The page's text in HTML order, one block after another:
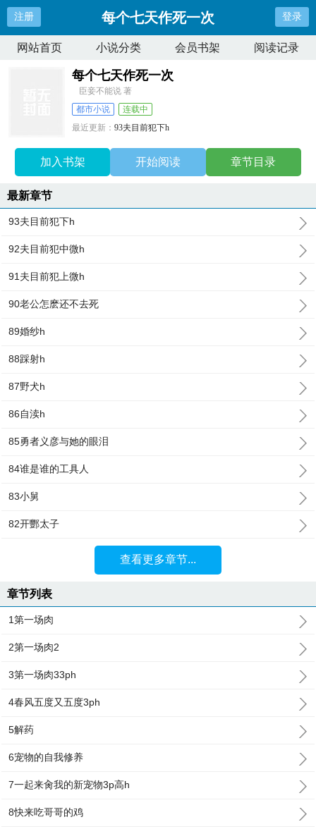
注册 每个七天作死一次 登录
网站首页 小说分类 会员书架 阅读记录
每个七天作死一次
臣妾不能说 著
都市小说
连载中
最近更新：93夫目前犯下h
加入书架 开始阅读 章节目录
最新章节
93夫目前犯下h
92夫目前犯中微h
91夫目前犯上微h
90老公怎麽还不去死
89婚纱h
88踩射h
87野犬h
86自渎h
85勇者义彦与她的眼泪
84谁是谁的工具人
83小舅
82开酆太子
查看更多章节...
章节列表
1第一场肉
2第一场肉2
3第一场肉33ph
4春风五度又五度3ph
5解药
6宠物的自我修养
7一起来肏我的新宠物3p高h
8快来吃哥哥的鸡